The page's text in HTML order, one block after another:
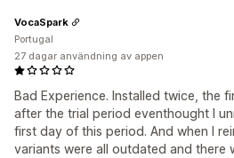
Bad Experience. Installed twice, the
after the trial period eventhought I
first day of this period. And when I
variants were all outdated and there
VocaSpark
Portugal
27 dagar användning av appen